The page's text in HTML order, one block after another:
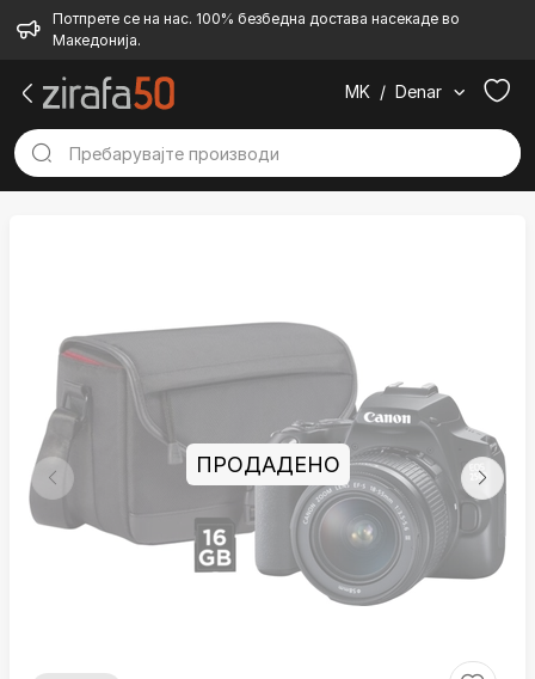
Потпрете се на нас. 100% безбедна достава насекаде во
Македонија.
MK / Denar
ПРОДАДЕНО